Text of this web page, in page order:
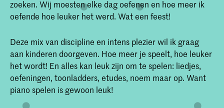
zoeken. Wij moesten elke dag oefenen en hoe meer ik
oefende hoe leuker het werd. Wat een feest!
Deze mix van discipline en intens plezier wil ik graag
aan kinderen doorgeven. Hoe meer je speelt, hoe leuker
het wordt! En alles kan leuk zijn om te spelen: liedjes,
oefeningen, toonladders, etudes, noem maar op. Want
piano spelen is gewoon leuk!